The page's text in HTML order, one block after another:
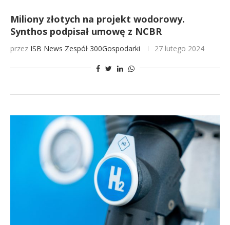
Miliony złotych na projekt wodorowy.
Synthos podpisał umowę z NCBR
przez ISB News Zespół 300Gospodarki 27 lutego 2024